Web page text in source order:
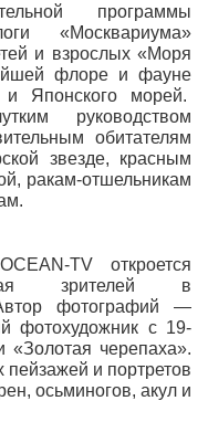
программы
«Москвариума»
и взрослых «Моря
флоре и фауне
и Японского морей.
руководством
обитателям
звезде, красным
ракам-отшельникам
TV откроется
зрителей в
фотографий —
фотохудожник с 19-
«Золотая черепаха».
и портретов
осьминогов, акул и